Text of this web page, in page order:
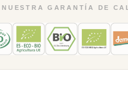
NUESTRA GARANTÍA DE